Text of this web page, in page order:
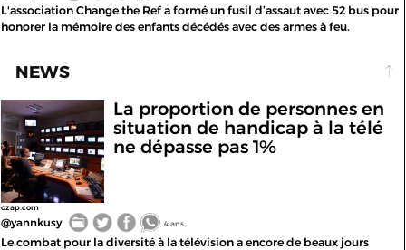
L'association Change the Ref a formé un fusil d’assaut avec 52 bus pour
honorer la mémoire des enfants décédés avec des armes à feu.
NEWS
ozap.com
La proportion de personnes en
situation de handicap à la télé
ne dépasse pas 1%
@yannkusy 4 ans
Le combat pour la diversité à la télévision a encore de beaux jours